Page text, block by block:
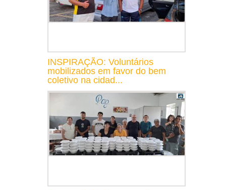
INSPIRAÇÃO: Voluntários
mobilizados em favor do bem
coletivo na cidad...